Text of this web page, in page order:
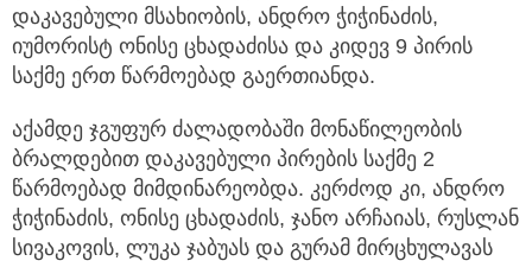
დაკავებული მსახიობის, ანდრო ჭიჭინაძის,
იუმორისტ ონისე ცხადაძისა და კიდევ 9 პირის
საქმე ერთ წარმოებად გაერთიანდა.
აქამდე ჯგუფურ ძალადობაში მონაწილეობის
ბრალდებით დაკავებული პირების საქმე 2
წარმოებად მიმდინარეობდა. კერძოდ კი, ანდრო
ჭიჭინაძის, ონისე ცხადაძის, ჯანო არჩაიას, რუსლან
სივაკოვის, ლუკა ჯაბუას და გურამ მირცხულავას